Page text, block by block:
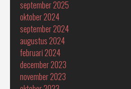
september 2025
oktober 2024
september 2024
augustus 2024
februari 2024
december 2023
november 2023